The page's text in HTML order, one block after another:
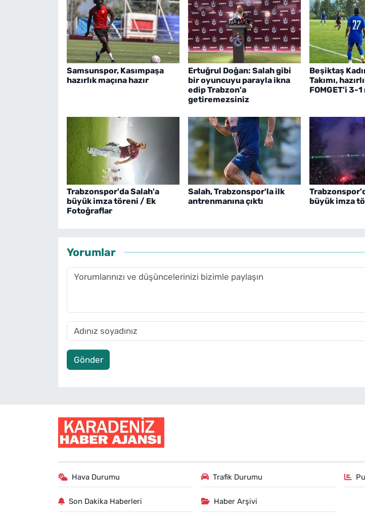
Samsunspor, Kasımpaşa
hazırlık maçına hazır
Ertuğrul Doğan: Salah gibi
bir oyuncuyu parayla ikna
edip Trabzon'a
getiremezsiniz
Beşiktaş
Takımı,
FOMGET'i 3-
Trabzonspor'da Salah'a
büyük imza töreni / Ek
Fotoğraflar
Salah, Trabzonspor'la ilk
antrenmanına çıktı
büyük imza
Yorumlar
Gönder
Hava Durumu Trafik Durumu
Son Dakika Haberleri Haber Arşivi